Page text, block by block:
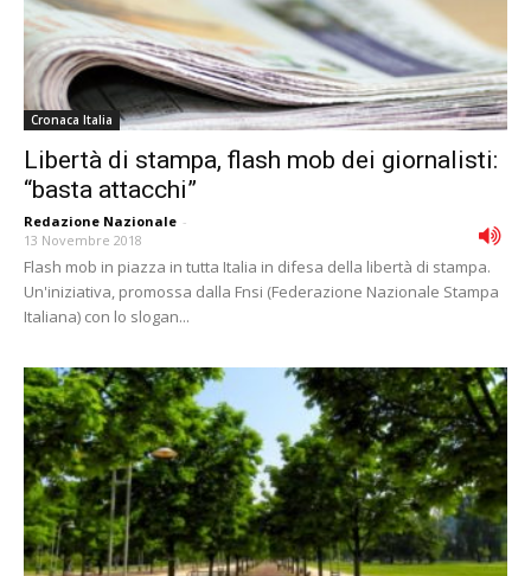
Cronaca Italia
Libertà di stampa, flash mob dei giornalisti:
“basta attacchi”
Redazione Nazionale -
13 Novembre 2018
Flash mob in piazza in tutta Italia in difesa della libertà di stampa.
Un'iniziativa, promossa dalla Fnsi (Federazione Nazionale Stampa
Italiana) con lo slogan...